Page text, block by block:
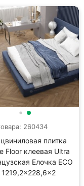
260434
плитка
Floor клеевая Ultra
Елочка ECO